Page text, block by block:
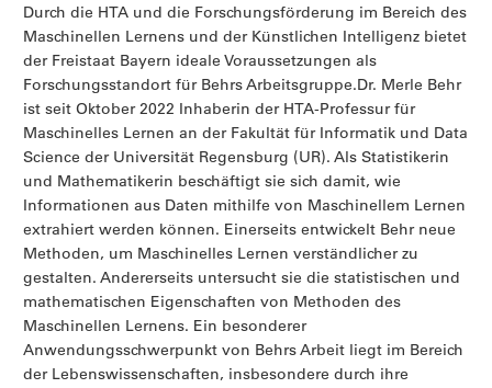
Durch die HTA und die Forschungsförderung im Bereich des
Maschinellen Lernens und der Künstlichen Intelligenz bietet
der Freistaat Bayern ideale Voraussetzungen als
Forschungsstandort für Behrs Arbeitsgruppe.Dr. Merle Behr
ist seit Oktober 2022 Inhaberin der HTA-Professur für
Maschinelles Lernen an der Fakultät für Informatik und Data
Science der Universität Regensburg (UR). Als Statistikerin
und Mathematikerin beschäftigt sie sich damit, wie
Informationen aus Daten mithilfe von Maschinellem Lernen
extrahiert werden können. Einerseits entwickelt Behr neue
Methoden, um Maschinelles Lernen verständlicher zu
gestalten. Andererseits untersucht sie die statistischen und
mathematischen Eigenschaften von Methoden des
Maschinellen Lernens. Ein besonderer
Anwendungsschwerpunkt von Behrs Arbeit liegt im Bereich
der Lebenswissenschaften, insbesondere durch ihre